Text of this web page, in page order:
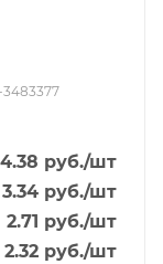
3483377
4.38 руб./шт
3.34 руб./шт
2.71 руб./шт
2.32 руб./шт